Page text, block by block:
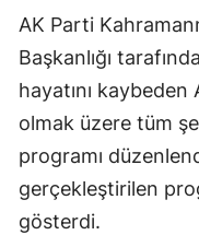
AK Parti
Başkanlığı
hayatını
olmak üzere tüm
programı
gerçekleştirilen
gösterdi.